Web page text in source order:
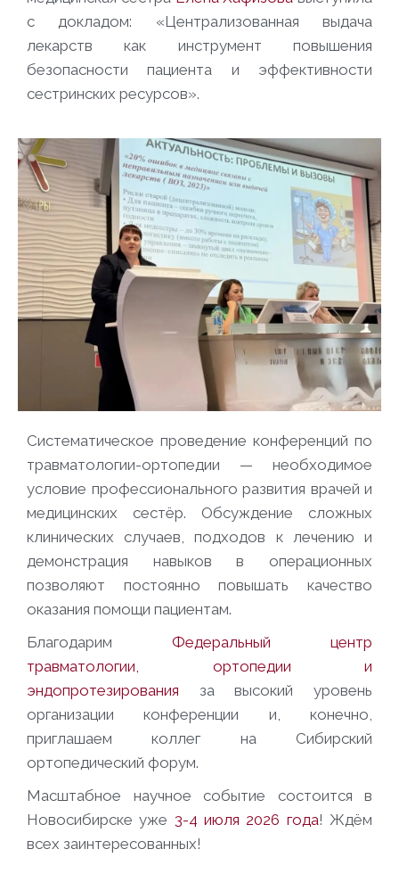
с докладом: «Централизованная выдача
лекарств как инструмент повышения
безопасности пациента и эффективности
сестринских ресурсов».
Систематическое проведение конференций по
травматологии-ортопедии — необходимое
условие профессионального развития врачей и
медицинских сестёр. Обсуждение сложных
клинических случаев, подходов к лечению и
демонстрация навыков в операционных
позволяют постоянно повышать качество
оказания помощи пациентам.
Благодарим Федеральный центр
травматологии, ортопедии и
эндопротезирования за высокий уровень
организации конференции и, конечно,
приглашаем коллег на Сибирский
ортопедический форум.
Масштабное научное событие состоится в
Новосибирске уже 3-4 июля 2026 года! Ждём
всех заинтересованных!